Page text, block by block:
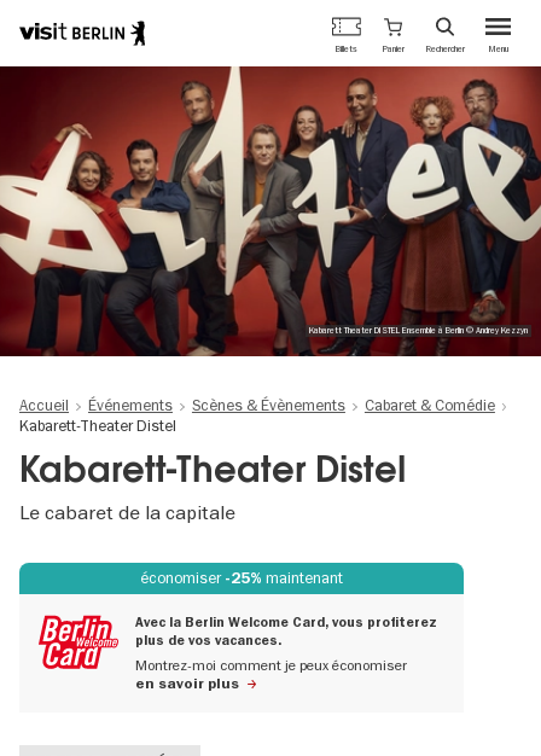
principal
Portail
officiel
Berlin
Menu
Billets Panier Rechercher
Kabarett Theater DISTEL Ensemble à Berlin © Andrey Kezzyn
Accueil Événements Scènes & Évènements
Cabaret & Comédie
Kabarett-Theater Distel
Kabarett-Theater Distel
Le cabaret de la capitale
économiser-25% maintenant
Avec la Berlin Welcome Card, vous profiterez
plus de vos vacances.
Montrez-moi comment je peux économiser
en savoir plus